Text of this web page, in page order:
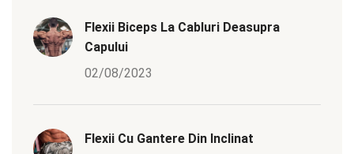
Flexii Biceps La Cabluri Deasupra
Capului
02/08/2023
Flexii Cu Gantere Din Inclinat